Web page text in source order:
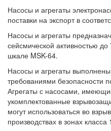
Насосы и агрегаты
поставки на экспорт в
Насосы и агрегаты
сейсмической активностью
шкале MSK-64.
Насосы и агрегаты
требованиями
Агрегаты с насосами,
укомплектованные
могут использоваться во
производствах в зонах